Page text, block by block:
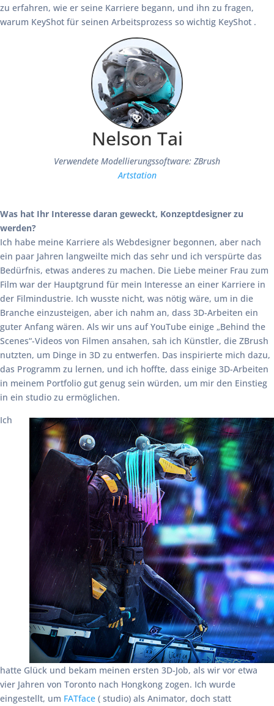
zu erfahren, wie er seine Karriere begann, und ihn zu fragen,
warum KeyShot für seinen Arbeitsprozess so wichtig KeyShot .
Nelson Tai
Verwendete Modellierungssoftware: ZBrush
Artstation
Was hat Ihr Interesse daran geweckt, Konzeptdesigner zu
werden?
Ich habe meine Karriere als Webdesigner begonnen, aber nach
ein paar Jahren langweilte mich das sehr und ich verspürte das
Bedürfnis, etwas anderes zu machen. Die Liebe meiner Frau zum
Film war der Hauptgrund für mein Interesse an einer Karriere in
der Filmindustrie. Ich wusste nicht, was nötig wäre, um in die
Branche einzusteigen, aber ich nahm an, dass 3D-Arbeiten ein
guter Anfang wären. Als wir uns auf YouTube einige „Behind the
Scenes“-Videos von Filmen ansahen, sah ich Künstler, die ZBrush
nutzten, um Dinge in 3D zu entwerfen. Das inspirierte mich dazu,
das Programm zu lernen, und ich hoffte, dass einige 3D-Arbeiten
in meinem Portfolio gut genug sein würden, um mir den Einstieg
in ein studio zu ermöglichen.
Ich
hatte Glück und bekam meinen ersten 3D-Job, als wir vor etwa
vier Jahren von Toronto nach Hongkong zogen. Ich wurde
eingestellt, um FATface ( studio) als Animator, doch statt